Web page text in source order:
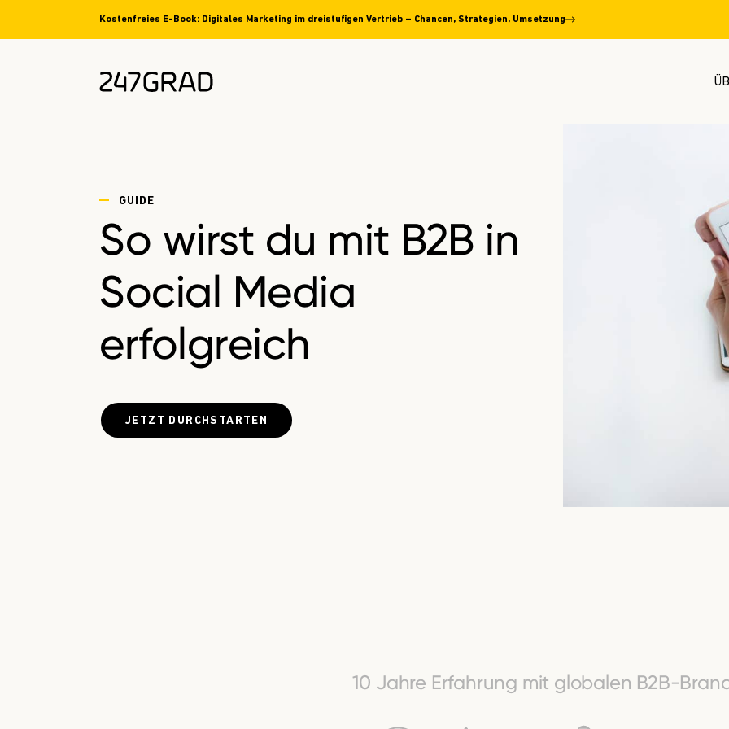
Kostenfreies E-Book: Digitales Marketing im dreistufigen Vertrieb – Chancen, Strategien, Umsetzung
GUIDE
So wirst du mit B2B in
Social Media
erfolgreich
JETZT DURCHSTARTEN
10 Jahre Erfahrung mit globalen B2B-